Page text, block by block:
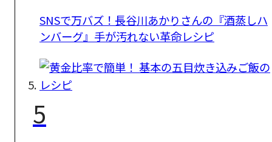
SNSで万バズ！長谷川あかりさんの『酒蒸しハ
ンバーグ』手が汚れない革命レシピ
5